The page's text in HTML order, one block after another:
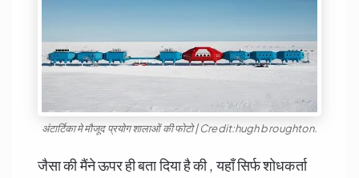
अंटार्टिका मे मौजूद प्रयोग शालाओं की फोटो | Credit:hugh broughton.
जैसा की मैंने ऊपर ही बता दिया है की , यहाँ सिर्फ शोधकर्ता